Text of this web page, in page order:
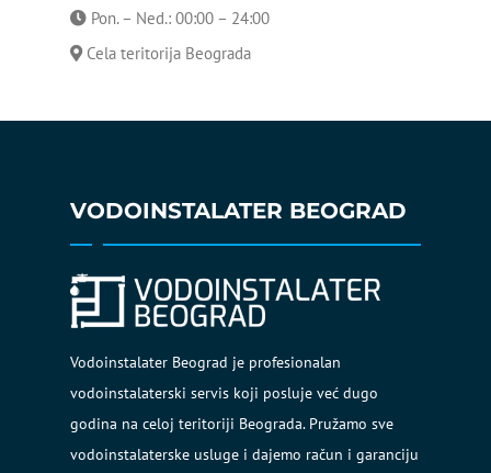
ventilPon. – Ned.: 00:00 – 24:00
Cela teritorija Beograda
VODOINSTALATER BEOGRAD
Vodoinstalater Beograd je profesionalan
vodoinstalaterski servis koji posluje već dugo
godina na celoj teritoriji Beograda. Pružamo sve
vodoinstalaterske usluge i dajemo račun i garanciju